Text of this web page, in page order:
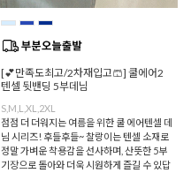
[💕만족도최고/2차재입고🩳] 쿨에어2
텐셀 뒷밴딩 5부데님
S,M,L,XL,2XL
점점 더 더워지는 여름을 위한 쿨 에어텐셀 데
님 시리즈! 후들후들~ 찰랑이는 텐셀 소재로
정말 가벼운 착용감을 선사하며, 산뜻한 5부
기장으로 돌아와 더욱 시원하게 즐길 수 있답